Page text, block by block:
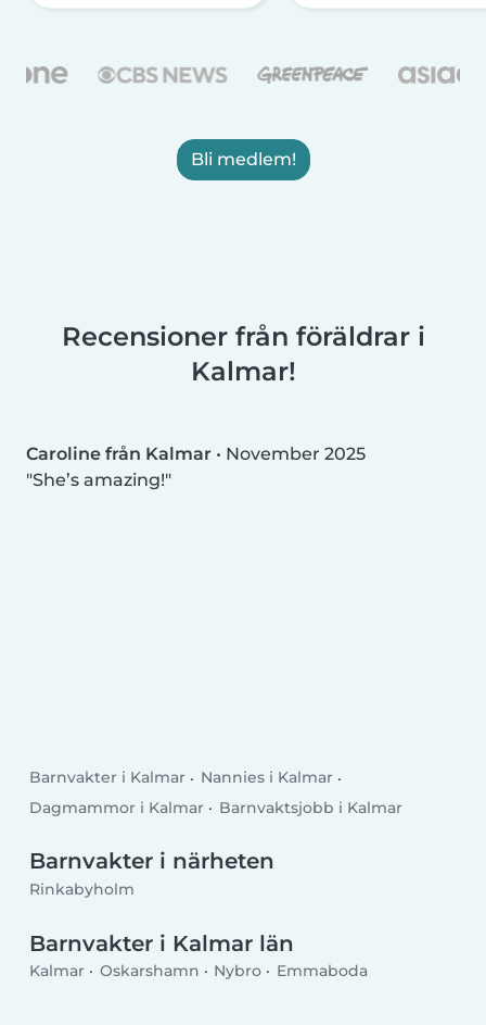
Bli medlem!
Recensioner från föräldrar i
Kalmar!
Caroline från Kalmar • November 2025
She’s amazing!
Barnvakter i Kalmar
Nannies i Kalmar
Dagmammor i Kalmar
Barnvaktsjobb i Kalmar
Barnvakter i närheten
Rinkabyholm
Barnvakter i Kalmar län
Kalmar Oskarshamn Nybro Emmaboda